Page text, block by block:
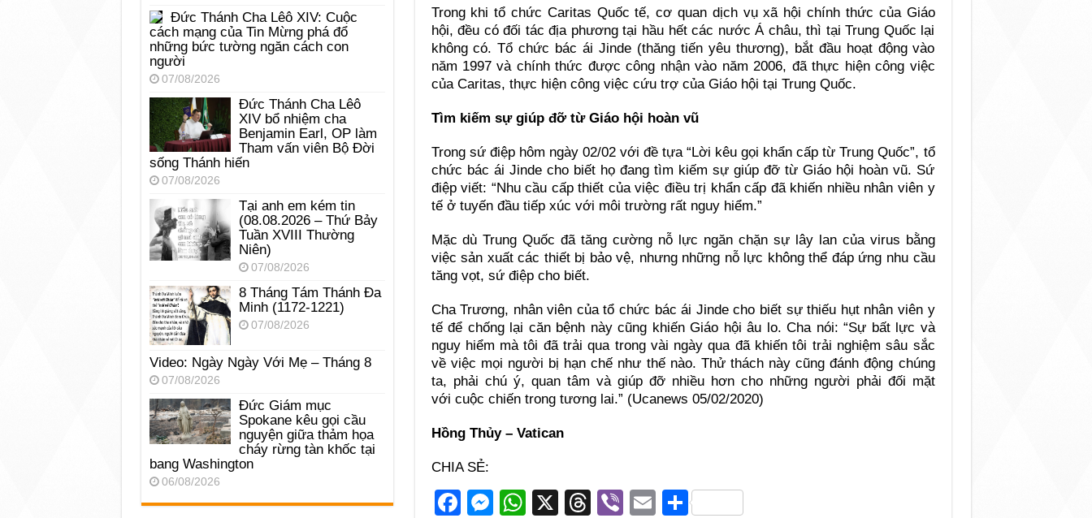
Trong khi tổ chức Caritas Quốc tế, cơ quan dịch vụ xã hội chính thức của Giáo
hội, đều có đối tác địa phương tại hầu hết các nước Á châu, thì tại Trung Quốc lại
không có. Tổ chức bác ái Jinde (thăng tiến yêu thương), bắt đầu hoạt động vào
năm 1997 và chính thức được công nhận vào năm 2006, đã thực hiện công việc
của Caritas, thực hiện công việc cứu trợ của Giáo hội tại Trung Quốc.
Tìm kiếm sự giúp đỡ từ Giáo hội hoàn vũ
Trong sứ điệp hôm ngày 02/02 với đề tựa “Lời kêu gọi khẩn cấp từ Trung Quốc”, tổ
chức bác ái Jinde cho biết họ đang tìm kiếm sự giúp đỡ từ Giáo hội hoàn vũ. Sứ
điệp viết: “Nhu cầu cấp thiết của việc điều trị khẩn cấp đã khiến nhiều nhân viên y
tế ở tuyến đầu tiếp xúc với môi trường rất nguy hiểm.”
Mặc dù Trung Quốc đã tăng cường nỗ lực ngăn chặn sự lây lan của virus bằng
việc sản xuất các thiết bị bảo vệ, nhưng những nỗ lực không thể đáp ứng nhu cầu
tăng vọt, sứ điệp cho biết.
Cha Trương, nhân viên của tổ chức bác ái Jinde cho biết sự thiếu hụt nhân viên y
tế để chống lại căn bệnh này cũng khiến Giáo hội âu lo. Cha nói: “Sự bất lực và
nguy hiểm mà tôi đã trải qua trong vài ngày qua đã khiến tôi trải nghiệm sâu sắc
về việc mọi người bị hạn chế như thế nào. Thử thách này cũng đánh động chúng
ta, phải chú ý, quan tâm và giúp đỡ nhiều hơn cho những người phải đối mặt
với cuộc chiến trong tương lai.” (Ucanews 05/02/2020)
Hồng Thủy – Vatican
CHIA SẺ:
F
M
W
X
T
Vi
E S
Đức Thánh Cha Lêô XIV: Cuộc
cách mạng của Tin Mừng phá đổ
những bức tường ngăn cách con
người
07/08/2026
Đức Thánh Cha Lêô
XIV bổ nhiệm cha
Benjamin Earl, OP làm
Tham vấn viên Bộ Đời
sống Thánh hiến
07/08/2026
Tại anh em kém tin
(08.08.2026 – Thứ Bảy
Tuần XVIII Thường
Niên)
07/08/2026
8 Tháng Tám Thánh Ða
Minh (1172-1221)
07/08/2026
Video: Ngày Ngày Với Mẹ – Tháng 8
07/08/2026
Đức Giám mục
Spokane kêu gọi cầu
nguyện giữa thảm họa
cháy rừng tàn khốc tại
bang Washington
06/08/2026